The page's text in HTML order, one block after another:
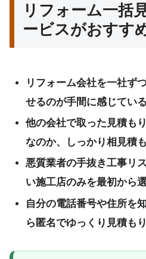
リフォーム一括
ービスがおすす
リフォーム会社を一社ず
せるのが手間に感じてい
他の会社で取った見積も
なのか、しっかり相見積
悪質業者の手抜き工事リ
い施工店のみを最初から
自分の電話番号や住所を
ら匿名でゆっくり見積も